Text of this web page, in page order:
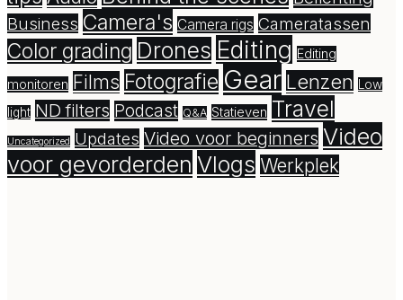
Business Camera's Camera rigs Cameratassen
Color grading Drones Editing Editing
monitoren Films Fotografie Gear Lenzen
Low
light ND filters Podcast Q&A Statieven Travel
Uncategorized Updates Video voor beginners Video
voor gevorderden Vlogs Werkplek